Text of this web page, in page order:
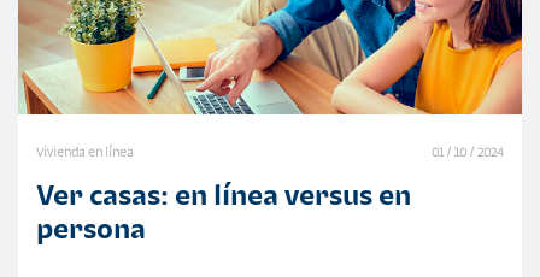
Vivienda en línea 01 / 10 / 2024
Ver casas: en línea versus en
persona